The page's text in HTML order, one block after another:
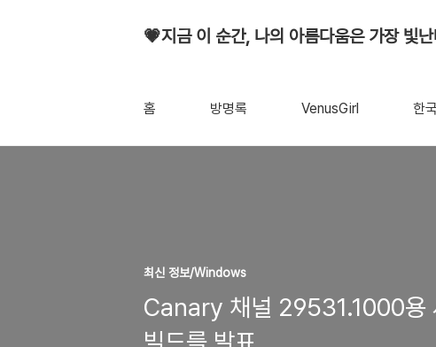
💗지금 이 순간, 나의 아름다움은 가장 빛
홈 방명록 VenusGirl 한
최신 정보/Windows
Canary 채널 29531.1000